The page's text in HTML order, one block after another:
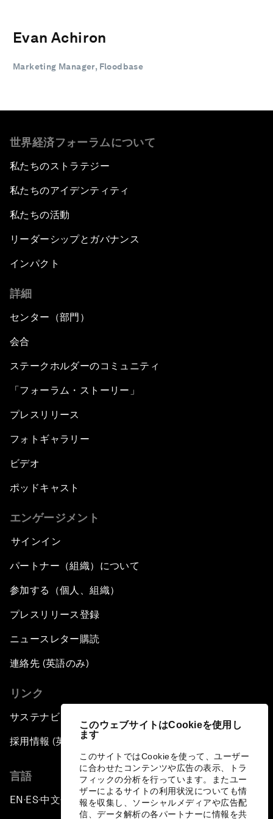
このウェブサイトはCookieを使用し
ます
このサイトではCookieを使って、ユーザー
に合わせたコンテンツや広告の表示、トラ
フィックの分析を行っています。またユー
ザーによるサイトの利用状況についても情
報を収集し、ソーシャルメディアや広告配
信、データ解析の各パートナーに情報を共
Evan Achiron
Marketing Manager, Floodbase
世界経済フォーラムについて
私たちのストラテジー
私たちのアイデンティティ
私たちの活動
リーダーシップとガバナンス
インパクト
詳細
センター（部門）
会合
ステークホルダーのコミュニティ
「フォーラム・ストーリー」
プレスリリース
フォトギャラリー
ビデオ
ポッドキャスト
エンゲージメント
サインイン
パートナー（組織）について
参加する（個人、組織）
プレスリリース登録
ニュースレター購読
連絡先 (英語のみ)
リンク
サステナビリティへの取り組み
採用情報 (英語のみ)
言語
EN ▪ES▪中文▪ 日本語